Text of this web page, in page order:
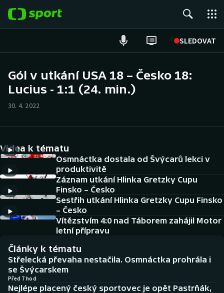
SLEDOVAT
Hokej
Cyklistika
DALŠÍ SPORTY
Americký fotbal
Baseball a softbal
Basketbal
Biatlon
NEPŘEHLÉDNĚTE
Historické návraty
Aplikace ČT sport
Gól v utkání USA 18 – Česko 18:
Lucius - 1:1 (24. min.)
30. 4. 2022
Videa k tématu
Osmnáctka dostala od Švýcarů lekci v
produktivitě
Záznam utkání Hlinka Gretzky Cupu
Finsko – Česko
Sestřih utkání Hlinka Gretzky Cupu Finsko
– Česko
Vítězstvím 4:0 nad Táborem zahájil Motor
letní přípravu
Články k tématu
Střelecká převaha nestačila. Osmnáctka prohrála i
se Švýcarskem
Před 7 hod
Nejlépe placený český sportovec je opět Pastrňák,